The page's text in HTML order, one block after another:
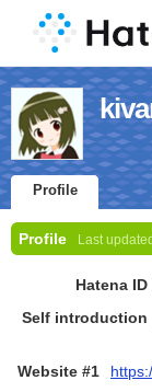
Profile
Profile Last
Hatena ID
Self introduction
Website #1